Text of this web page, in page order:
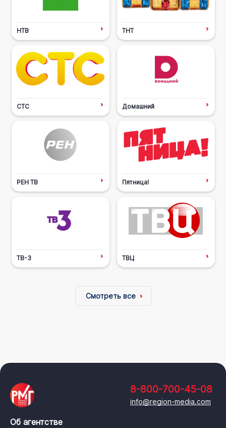
НТВ ТНТ
СТС Домашний
РЕН ТВ Пятница!
ТВ-3 ТВЦ
Смотреть все
8-800-700-45-08
info@region-media.com
Об агентстве